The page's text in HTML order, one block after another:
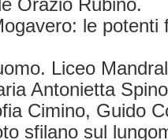
Orazio Rubino.
le potenti
Liceo
Antonietta
Cimino, Guido
sfilano sul